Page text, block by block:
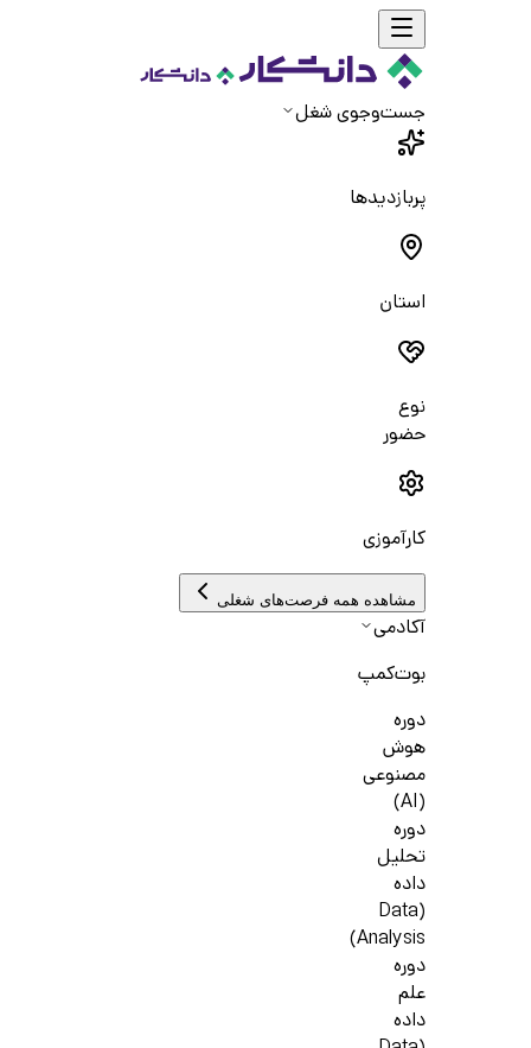
جست‌و‌جوی شغل
پربازدیدها
استان
نوع
حضور
کارآموزی
مشاهده همه فرصت‌های شغلی
آکادمی
بوت‌کمپ
دوره
هوش
مصنوعی
(AI)
دوره
تحلیل
داده
(Data
Analysis)
دوره
علم
داده